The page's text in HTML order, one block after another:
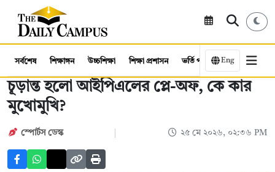
সর্বশেষ শিক্ষাঙ্গন উচ্চশিক্ষা শিক্ষা প্রশাসন ভর্তি পরীক্ষা কর্মসংস্থান
Eng
চূড়ান্ত হলো আইপিএলের প্লে-অফ, কে কার
মুখোমুখি?
স্পোর্টস ডেস্ক ২৫ মে ২০২৬, ০২:৩৬ PM